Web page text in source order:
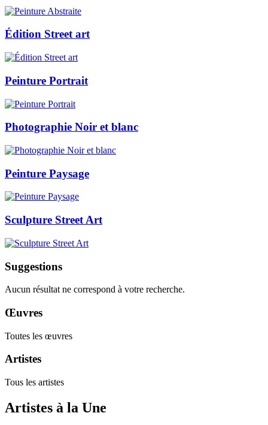
Édition Street art
Peinture Portrait
Photographie Noir et blanc
Peinture Paysage
Sculpture Street Art
Suggestions
Aucun résultat ne correspond à votre recherche.
Œuvres
Toutes les œuvres
Artistes
Tous les artistes
Artistes à la Une